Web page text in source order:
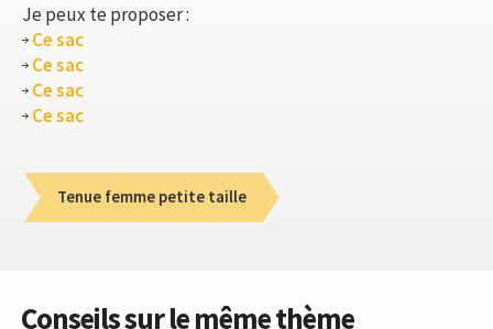
Je peux te proposer :
Ce sac
Ce sac
Ce sac
Ce sac
Tenue femme petite taille
Conseils sur le même thème